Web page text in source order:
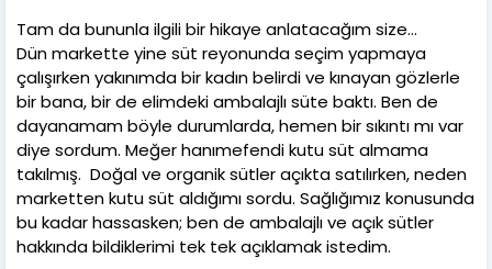
Tam da bununla ilgili bir hikaye anlatacağım size…
Dün markette yine süt reyonunda seçim yapmaya
çalışırken yakınımda bir kadın belirdi ve kınayan gözlerle
bir bana, bir de elimdeki ambalajlı süte baktı. Ben de
dayanamam böyle durumlarda, hemen bir sıkıntı mı var
diye sordum. Meğer hanımefendi kutu süt almama
takılmış. Doğal ve organik sütler açıkta satılırken, neden
marketten kutu süt aldığımı sordu. Sağlığımız konusunda
bu kadar hassasken; ben de ambalajlı ve açık sütler
hakkında bildiklerimi tek tek açıklamak istedim.